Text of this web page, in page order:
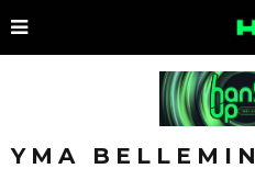
YMA BELLEMIN